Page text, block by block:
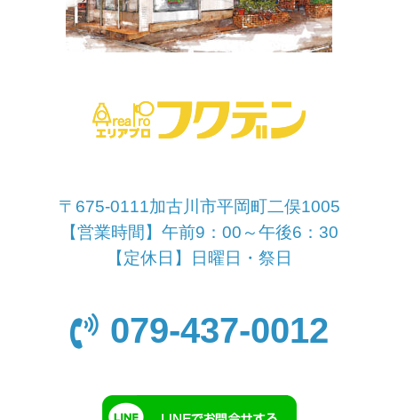
〒675-0111加古川市平岡町二俣1005
【営業時間】午前9：00～午後6：30
【定休日】日曜日・祭日
079-437-0012